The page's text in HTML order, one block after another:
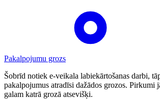
Pakalpojumu grozs
Šobrīd notiek e-veikala labiekārtošanas darbi,
pakalpojumus atradīsi dažādos grozos. Pirkumi
galam katrā grozā atsevišķi.